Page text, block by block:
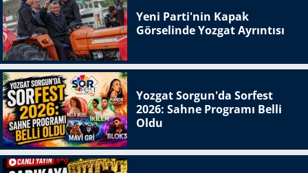
Yeni Parti'nin Kapak
Görselinde Yozgat Ayrıntısı
Yozgat Sorgun'da Sorfest
2026: Sahne Programı Belli
Oldu